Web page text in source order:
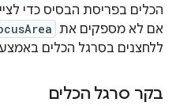
הכלים בפריסת הבסיס כדי
אם לא מספקים את
ללחצנים בסרגל הכלים
בקר סרגל הכלים